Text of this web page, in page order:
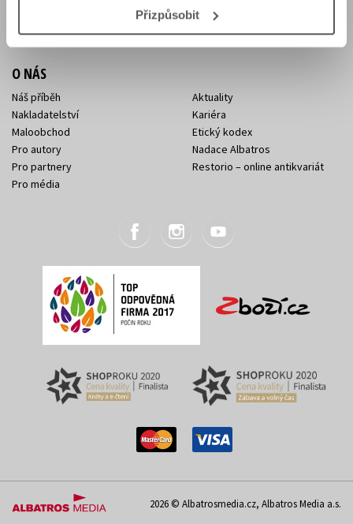
Přizpůsobit
Sídlo společnosti
Kontakty Albatros Media
O NÁS
Náš příběh
Nakladatelství
Maloobchod
Pro autory
Pro partnery
Pro média
Aktuality
Kariéra
Etický kodex
Nadace Albatros
Restorio – online antikvariát
2026 © Albatrosmedia.cz, Albatros Media a.s.